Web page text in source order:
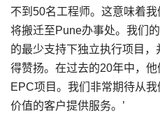
不到50名工程师。这意味着
将搬迁至Pune办事处。我们
的最少支持下独立执行项目
得赞扬。在过去的20年中，
EPC项目。我们非常期待从
价值的客户提供服务。’